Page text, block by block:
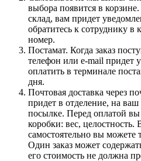
выбора появится в
склад, вам придет
обратитесь к сотруднику в
номер.
Постамат. Когда заказ
телефон или e-mail придет
оплатить в терминале
дня.
Почтовая доставка через
придет в отделение, на
посылке. Перед оплатой
коробки: вес, целостность.
самостоятельно вы можете
Один заказ может
его стоимость не должна